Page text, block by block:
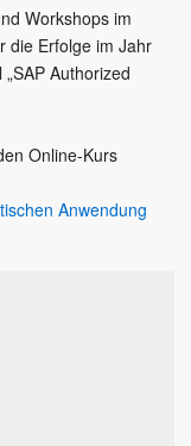
Workshops im
die Erfolge im Jahr
Authorized
Online-Kurs
Anwendung